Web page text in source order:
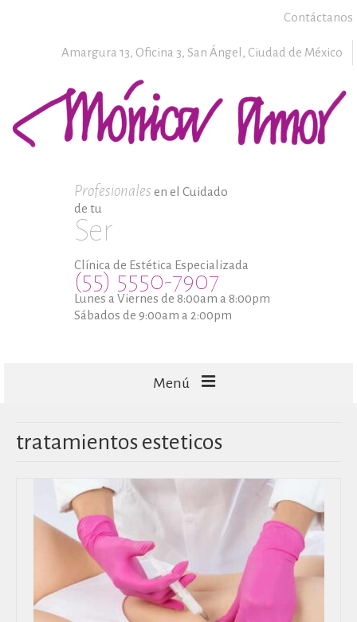
Contáctanos
Amargura 13, Oficina 3, San Ángel, Ciudad de México
Profesionales en el Cuidado
de tu
Ser
Clínica de Estética Especializada
(55) 5550-7907
Lunes a Viernes de 8:00am a 8:00pm
Sábados de 9:00am a 2:00pm
Menú
CAPILARES
tratamientos esteticos